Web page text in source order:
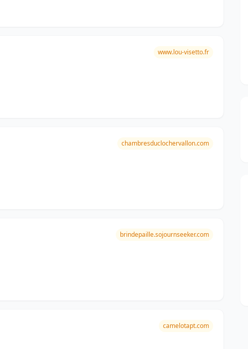
www.lou-visetto.fr
chambresduclochervallon.com
brindepaille.sojournseeker.com
camelotapt.com